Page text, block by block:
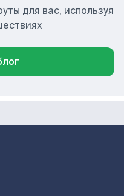
для вас, используя